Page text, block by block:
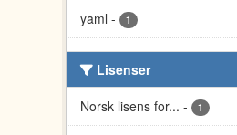
yaml - 1
Lisenser
Norsk lisens for... - 1